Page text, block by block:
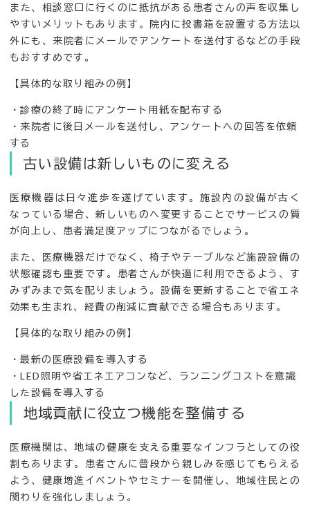
また、相談窓口に行くのに抵抗がある患者さんの声を収集し
やすいメリットもあります。院内に投書箱を設置する方法以
外にも、来院者にメールでアンケートを送付するなどの手段
もおすすめです。
【具体的な取り組みの例】
・診療の終了時にアンケート用紙を配布する
・来院者に後日メールを送付し、アンケートへの回答を依頼
する
古い設備は新しいものに変える
医療機器は日々進歩を遂げています。施設内の設備が古く
なっている場合、新しいものへ変更することでサービスの質
が向上し、患者満足度アップにつながるでしょう。
また、医療機器だけでなく、椅子やテーブルなど施設設備の
状態確認も重要です。患者さんが快適に利用できるよう、す
みずみまで気を配りましょう。設備を更新することで省エネ
効果も生まれ、経費の削減に貢献できる場合もあります。
【具体的な取り組みの例】
・最新の医療設備を導入する
・LED照明や省エネエアコンなど、ランニングコストを意識
した設備を導入する
地域貢献に役立つ機能を整備する
医療機関は、地域の健康を支える重要なインフラとしての役
割もあります。患者さんに普段から親しみを感じてもらえる
よう、健康増進イベントやセミナーを開催し、地域住民との
関わりを強化しましょう。